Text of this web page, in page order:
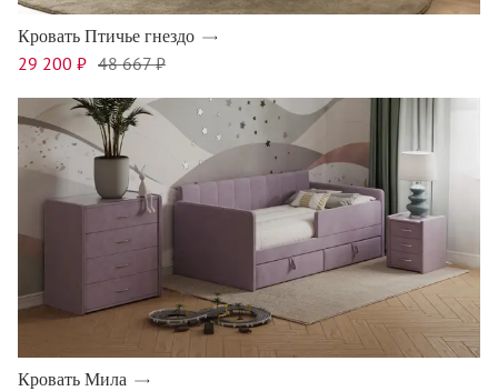
Кровать Птичье гнездо
29 200 ₽ 48 667 ₽
Кровать Мила